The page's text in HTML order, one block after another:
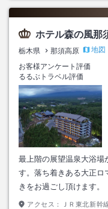
ホテル森の風那
栃木県 那須高原
地図
お客様アンケート評価
るるぶトラベル評価
最上階の展望温泉大浴場
す。落ち着きある大正ロ
きをお過ごし頂けます。
アクセス： ＪＲ東北新幹